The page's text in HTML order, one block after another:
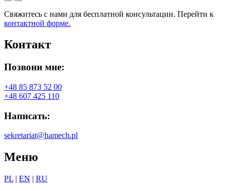
Свяжитесь с нами для бесплатной консультации. Перейти к
контактной форме.
Контакт
Позвони мне:
+48 85 873 52 00
+48 607 425 110
Написать:
sekretariat@hamech.pl
Меню
PL | EN | RU